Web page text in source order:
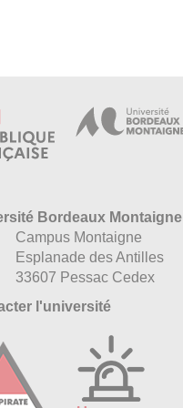
Bordeaux Montaigne
Campus Montaigne
Esplanade des Antilles
33607 Pessac Cedex
l'université